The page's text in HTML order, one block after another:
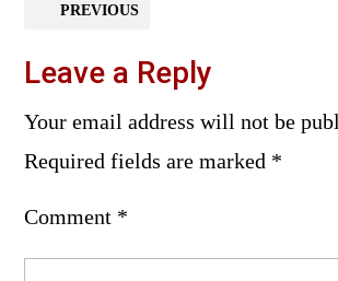
PREVIOUS
Leave a Reply
Your email address will not be
Required fields are marked *
Comment *